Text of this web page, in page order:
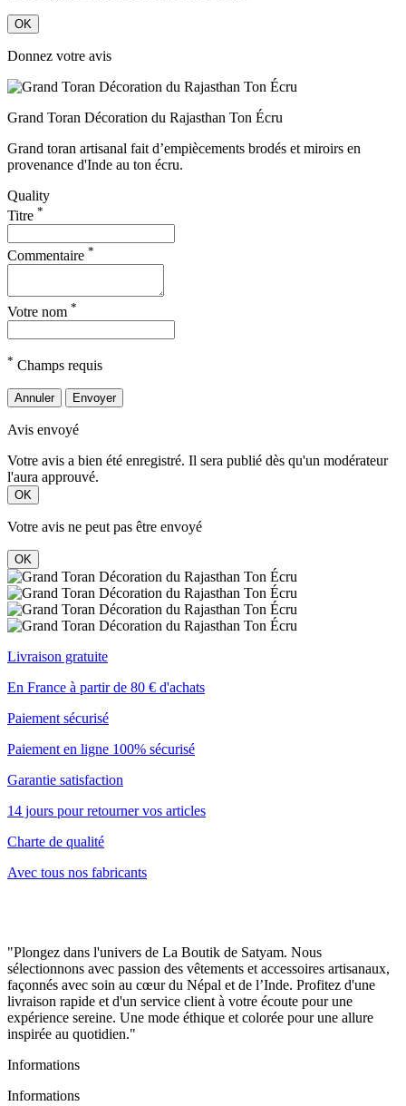
OK
Donnez votre avis
Grand Toran Décoration du Rajasthan Ton Écru
Grand toran artisanal fait d’empiècements brodés et miroirs en
provenance d'Inde au ton écru.
Quality
Titre *
Commentaire *
Votre nom *
* Champs requis
Annuler Envoyer
Avis envoyé
Votre avis a bien été enregistré. Il sera publié dès qu'un modérateur
l'aura approuvé.
OK
Votre avis ne peut pas être envoyé
OK
Livraison gratuite
En France à partir de 80 € d'achats
Paiement sécurisé
Paiement en ligne 100% sécurisé
Garantie satisfaction
14 jours pour retourner vos articles
Charte de qualité
Avec tous nos fabricants
"Plongez dans l'univers de La Boutik de Satyam. Nous
sélectionnons avec passion des vêtements et accessoires artisanaux,
façonnés avec soin au cœur du Népal et de l’Inde. Profitez d'une
livraison rapide et d'un service client à votre écoute pour une
expérience sereine. Une mode éthique et colorée pour une allure
inspirée au quotidien."
Informations
Informations